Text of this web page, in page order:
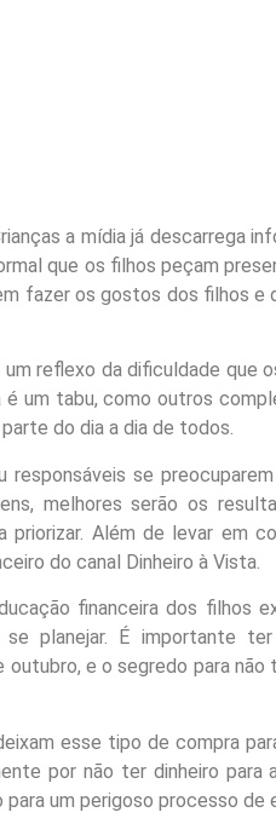
a mídia já descarrega
que os filhos peçam
fazer os gostos dos filhos
reflexo da dificuldade que
um tabu, como outros
do dia a dia de todos.
responsáveis se
melhores serão os
priorizar. Além de levar em
do canal Dinheiro à Vista.
financeira dos filhos
se planejar. É importante
outubro, e o segredo para
esse tipo de compra
por não ter dinheiro
um perigoso processo de